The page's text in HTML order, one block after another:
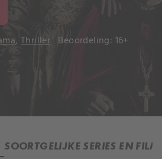
,Thriller Beoordeling: 16+
SOORTGELIJKE SERIES EN